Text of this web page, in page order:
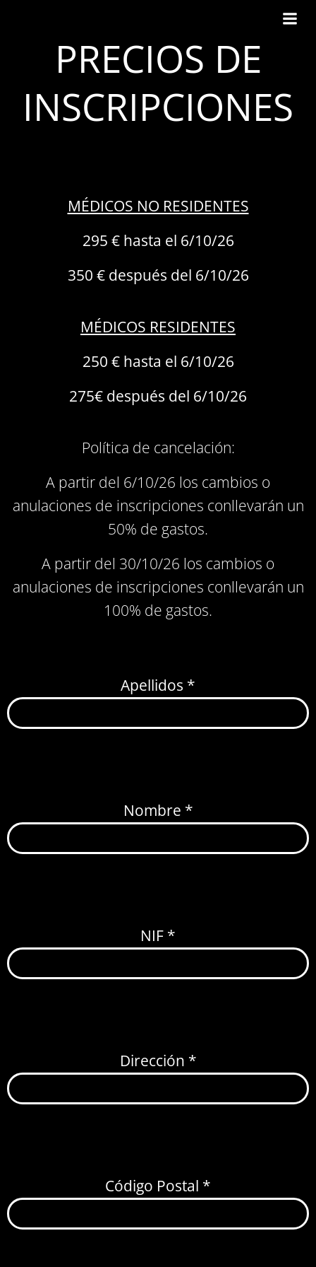
contenido
PRECIOS DE
INSCRIPCIONES
MÉDICOS NO RESIDENTES
295 € hasta el 6/10/26
350 € después del 6/10/26
MÉDICOS RESIDENTES
250 € hasta el 6/10/26
275€ después del 6/10/26
Política de cancelación:
A partir del 6/10/26 los cambios o
anulaciones de inscripciones conllevarán un
50% de gastos.
A partir del 30/10/26 los cambios o
anulaciones de inscripciones conllevarán un
100% de gastos.
Apellidos *
Nombre *
NIF *
Dirección *
Código Postal *